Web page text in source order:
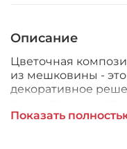
Описание
Цветочная
из мешковины -
декоративное
ваш интерьер
цвета добавляют
Показать